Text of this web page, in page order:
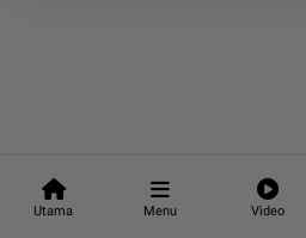
Utama Menu Video